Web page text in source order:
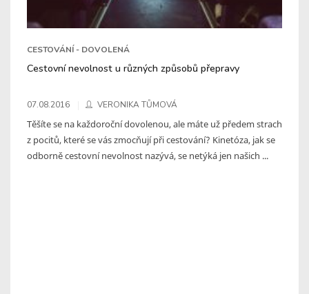
CESTOVÁNÍ - DOVOLENÁ
Cestovní nevolnost u různých způsobů přepravy
07.08.2016 VERONIKA TŮMOVÁ
Těšíte se na každoroční dovolenou, ale máte už předem strach
z pocitů, které se vás zmocňují při cestování? Kinetóza, jak se
odborně cestovní nevolnost nazývá, se netýká jen našich ...